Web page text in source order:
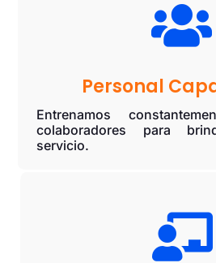

Personal
Entrenamos
colaboradores para
servicio.
